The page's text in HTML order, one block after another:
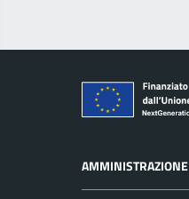
AMMINISTRAZIONE